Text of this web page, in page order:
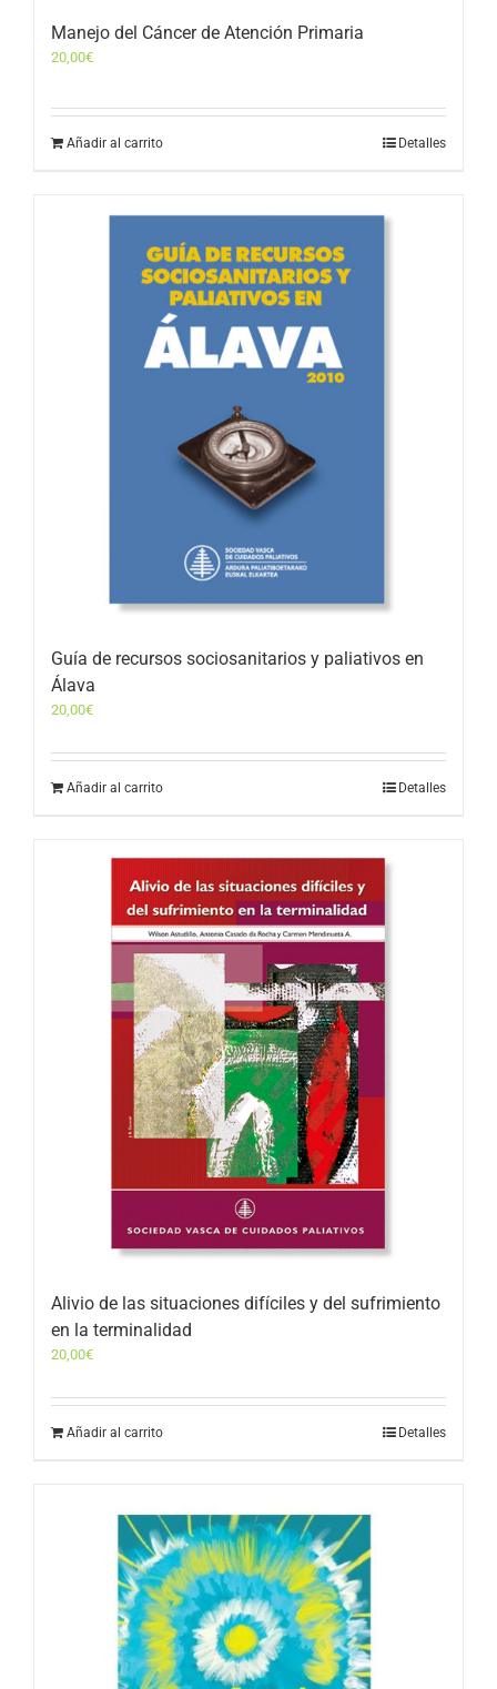
Manejo del Cáncer de Atención Primaria
20,00€
Añadir al carrito Detalles
Guía de recursos sociosanitarios y paliativos en
Álava
20,00€
Añadir al carrito Detalles
Alivio de las situaciones difíciles y del sufrimiento
en la terminalidad
20,00€
Añadir al carrito Detalles